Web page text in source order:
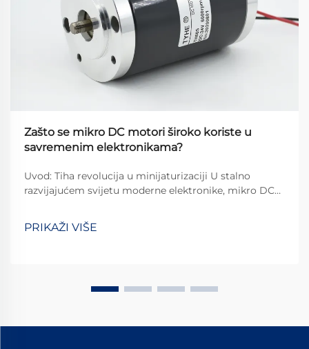
Zašto se mikro DC motori široko koriste u
savremenim elektronikama?
Uvod: Tiha revolucija u minijaturizaciji U stalno
razvijajućem svijetu moderne elektronike, mikro DC
omogućuju naše svakodnevne tehnološke interakcije.
Od suptilnog vibriranja u...
PRIKAŽI VIŠE